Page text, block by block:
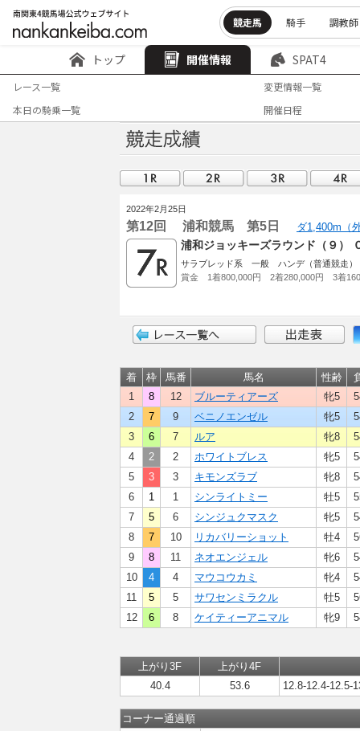
競走馬 騎手 調教師
トップ 開催情報 SPAT4
レース一覧
変更情報一覧
本日の騎乗一覧
開催日程
2022年2月25日
第12回 浦和競馬 第5日 ダ1,400m（
浦和ジョッキーズラウンド（９）
サラブレッド系 一般 ハンデ（普通競走）
賞金 1着800,000円 2着280,000円 3着
着 枠 馬番 馬名 性齢
1
8 12 ブルーティアーズ 牝5
2
7 9 ベニノエンゼル 牝5
3
6 7 ルア 牝8
4
2 2 ホワイトブレス 牝5
5
3 3 キモンズラブ 牝8
6
1 1 シンライトミー 牡5
7
5 6 シンジュクマスク 牝5
8
7 10 リカバリーショット 牡4
9
8 11 ネオエンジェル 牝6
10
4 4 マウコウカミ 牝4
11
5 5 サワセンミラクル 牡5
12
6 8 ケイティーアニマル 牝9
上がり3F
上がり4F
40.4
53.6 12.8-12.4-12.5-
コーナー通過順